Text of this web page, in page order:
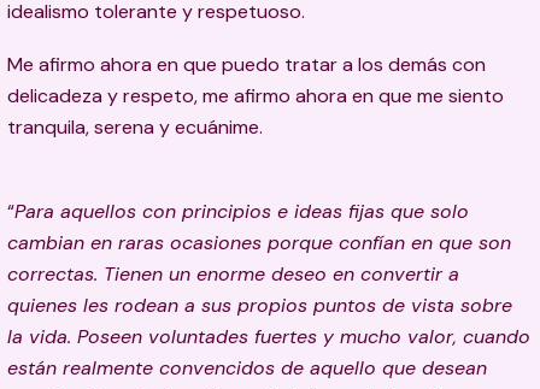
idealismo tolerante y respetuoso.
Me afirmo ahora en que puedo tratar a los demás con
delicadeza y respeto, me afirmo ahora en que me siento
tranquila, serena y ecuánime.
“Para aquellos con principios e ideas fijas que solo
cambian en raras ocasiones porque confían en que son
correctas. Tienen un enorme deseo en convertir a
quienes les rodean a sus propios puntos de vista sobre
la vida. Poseen voluntades fuertes y mucho valor, cuando
están realmente convencidos de aquello que desean